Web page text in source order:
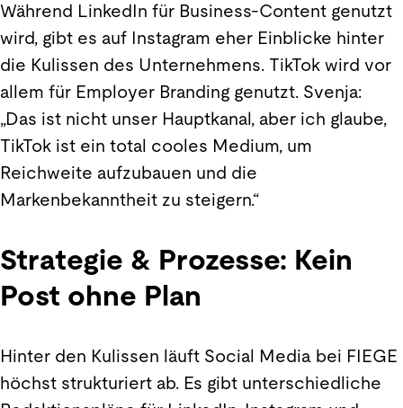
Während LinkedIn für Business-Content genutzt
wird, gibt es auf Instagram eher Einblicke hinter
die Kulissen des Unternehmens. TikTok wird vor
allem für Employer Branding genutzt. Svenja:
„Das ist nicht unser Hauptkanal, aber ich glaube,
TikTok ist ein total cooles Medium, um
Reichweite aufzubauen und die
Markenbekanntheit zu steigern.“
Strategie & Prozesse: Kein
Post ohne Plan
Hinter den Kulissen läuft Social Media bei FIEGE
höchst strukturiert ab. Es gibt unterschiedliche